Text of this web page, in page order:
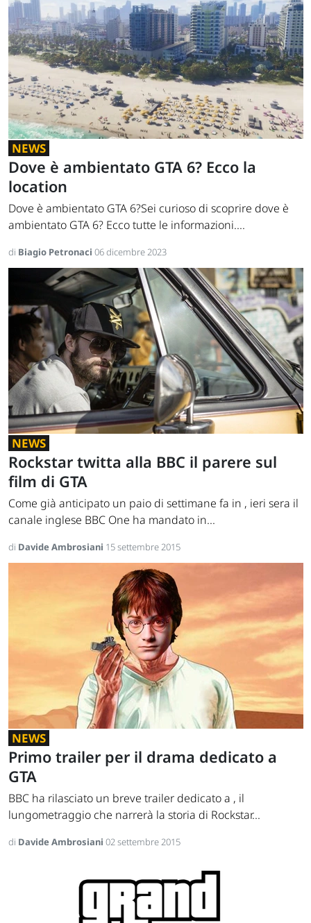
NEWS
Dove è ambientato GTA 6? Ecco la
location
Dove è ambientato GTA 6?Sei curioso di scoprire dove è
ambientato GTA 6? Ecco tutte le informazioni....
di Biagio Petronaci 06 dicembre 2023
NEWS
Rockstar twitta alla BBC il parere sul
film di GTA
Come già anticipato un paio di settimane fa in , ieri sera il
canale inglese BBC One ha mandato in...
di Davide Ambrosiani 15 settembre 2015
NEWS
Primo trailer per il drama dedicato a
GTA
BBC ha rilasciato un breve trailer dedicato a , il
lungometraggio che narrerà la storia di Rockstar...
di Davide Ambrosiani 02 settembre 2015